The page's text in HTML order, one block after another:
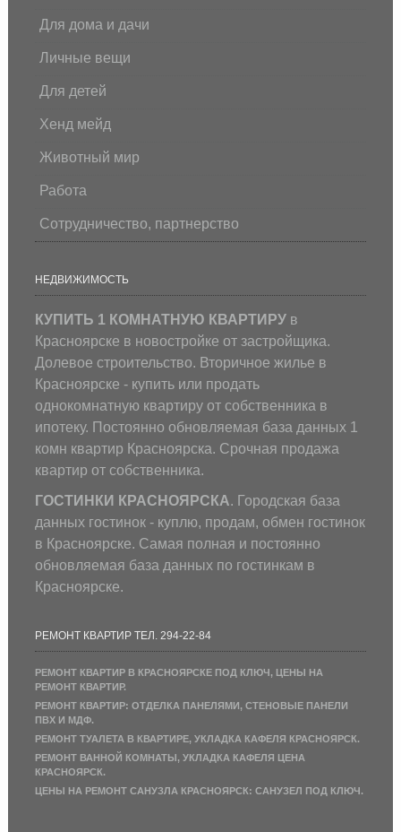
Для дома и дачи
Личные вещи
Для детей
Хенд мейд
Животный мир
Работа
Сотрудничество, партнерство
НЕДВИЖИМОСТЬ
КУПИТЬ 1 КОМНАТНУЮ КВАРТИРУв
Красноярске в новостройке от застройщика.
Долевое строительство. Вторичное жилье в
Красноярске - купить или продать
однокомнатную квартиру от собственника в
ипотеку. Постоянно обновляемая база данных 1
комн квартир Красноярска. Срочная продажа
квартир от собственника.
ГОСТИНКИ КРАСНОЯРСКА. Городская база
данных гостинок - куплю, продам, обмен гостинок
в Красноярске. Самая полная и постоянно
обновляемая база данных по гостинкам в
Красноярске.
РЕМОНТ КВАРТИР ТЕЛ. 294-22-84
РЕМОНТ КВАРТИР В КРАСНОЯРСКЕ ПОД КЛЮЧ, ЦЕНЫ НА
РЕМОНТ КВАРТИР.
РЕМОНТ КВАРТИР: ОТДЕЛКА ПАНЕЛЯМИ, СТЕНОВЫЕ ПАНЕЛИ
ПВХ И МДФ.
РЕМОНТ ТУАЛЕТА В КВАРТИРЕ, УКЛАДКА КАФЕЛЯ КРАСНОЯРСК.
РЕМОНТ ВАННОЙ КОМНАТЫ, УКЛАДКА КАФЕЛЯ ЦЕНА
КРАСНОЯРСК.
ЦЕНЫ НА РЕМОНТ САНУЗЛА КРАСНОЯРСК: САНУЗЕЛ ПОД КЛЮЧ.